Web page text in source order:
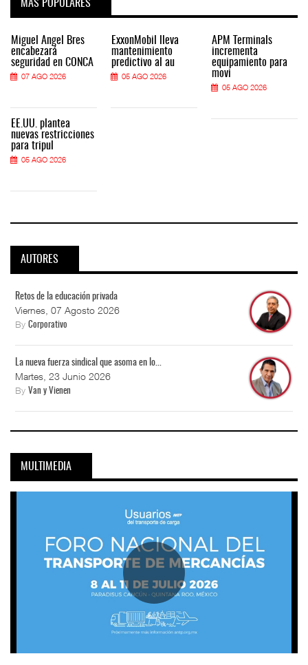
MÁS POPULARES
Miguel Ángel Bres
encabezará
seguridad en CONCA
07 AGO 2026
EE.UU. plantea
nuevas restricciones
para tripul
05 AGO 2026
ExxonMobil lleva
mantenimiento
predictivo al au
05 AGO 2026
APM Terminals
incrementa
equipamiento para
movi
05 AGO 2026
AUTORES
Retos de la educación privada
Viernes, 07 Agosto 2026
By Corporativo
La nueva fuerza sindical que asoma en lo...
Martes, 23 Junio 2026
By Van y Vienen
MULTIMEDIA